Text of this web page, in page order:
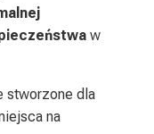
w
stworzone dla
na